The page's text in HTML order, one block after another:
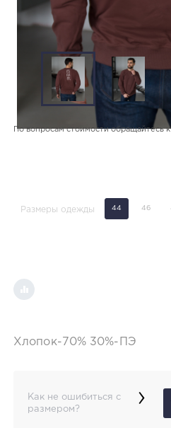
По вопросам стоимости
Размеры одежды 44 46
Хлопок-70% 30%-ПЭ
Как не ошибиться с
размером?
›